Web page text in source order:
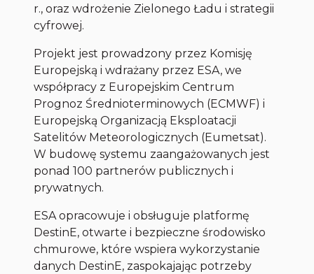
r., oraz wdrożenie Zielonego Ładu i strategii
cyfrowej.
Projekt jest prowadzony przez Komisję
Europejską i wdrażany przez ESA, we
współpracy z Europejskim Centrum
Prognoz Średnioterminowych (ECMWF) i
Europejską Organizacją Eksploatacji
Satelitów Meteorologicznych (Eumetsat).
W budowę systemu zaangażowanych jest
ponad 100 partnerów publicznych i
prywatnych.
ESA opracowuje i obsługuje platformę
DestinE, otwarte i bezpieczne środowisko
chmurowe, które wspiera wykorzystanie
danych DestinE, zaspokajając potrzeby